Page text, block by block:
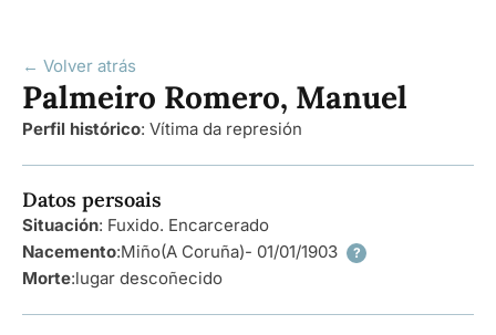
← Volver atrás
Palmeiro Romero, Manuel
Perfil histórico: Vítima da represión
Datos persoais
Situación: Fuxido. Encarcerado
Nacemento:Miño(A Coruña)- 01/01/1903 ?
Morte:lugar descoñecido